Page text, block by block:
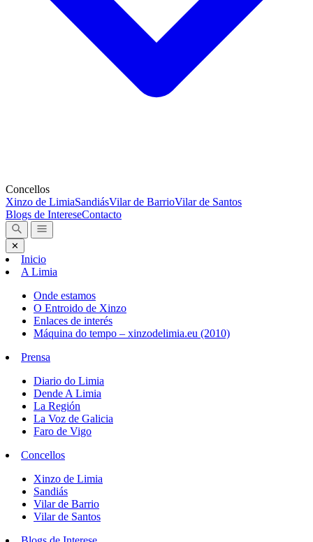
Concellos
Xinzo de LimiaSandiásVilar de BarrioVilar de Santos
Blogs de IntereseContacto
✕
Inicio
A Limia
Onde estamos
O Entroido de Xinzo
Enlaces de interés
Máquina do tempo – xinzodelimia.eu (2010)
Prensa
Diario do Limia
Dende A Limia
La Región
La Voz de Galicia
Faro de Vigo
Concellos
Xinzo de Limia
Sandiás
Vilar de Barrio
Vilar de Santos